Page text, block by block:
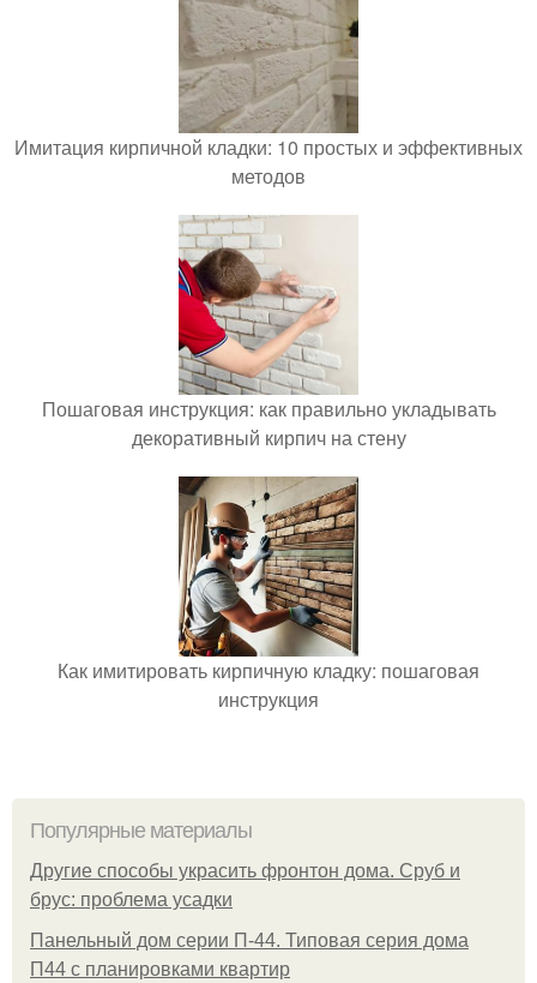
Имитация кирпичной кладки: 10 простых и эффективных
методов
Пошаговая инструкция: как правильно укладывать
декоративный кирпич на стену
Как имитировать кирпичную кладку: пошаговая
инструкция
Популярные материалы
Другие способы украсить фронтон дома. Сруб и
брус: проблема усадки
Панельный дом серии П-44. Типовая серия дома
П44 с планировками квартир